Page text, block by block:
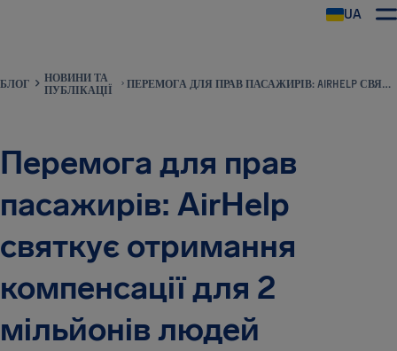
UA
БЛОГ
НОВИНИ ТА
ПУБЛІКАЦІЇ
ПЕРЕМОГА ДЛЯ ПРАВ ПАСАЖИРІВ: AIRHELP СВЯТКУЄ ОТРИМАННЯ КОМПЕНСАЦІЇ ДЛЯ 2 МІЛЬЙОНІВ ЛЮДЕЙ
Перемога для прав
пасажирів: AirHelp
святкує отримання
компенсації для 2
мільйонів людей